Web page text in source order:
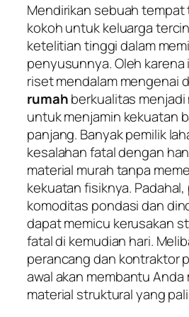
Mendirikan sebuah tempat
kokoh untuk keluarga
ketelitian tinggi dalam
penyusunnya. Oleh karena
riset mendalam mengenai
rumahberkualitas menjadi
untuk menjamin kekuatan
panjang. Banyak pemilik
kesalahan fatal dengan
material murah tanpa
kekuatan fisiknya.
komoditas pondasi dan
dapat memicu kerusakan
fatal di kemudian hari.
perancang dan kontraktor
awal akan membantu
material struktural yang